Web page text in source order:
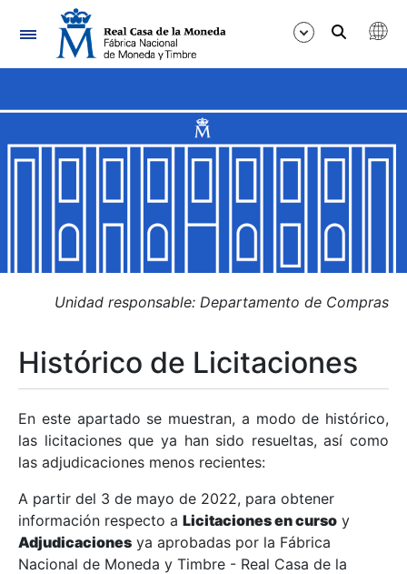
Navegación
Mostrar/Ocultar
Mostrar/Ocultar
Mostrar/Ocultar
Mostrar/Ocultar
Mostrar/Ocultar
Mostrar/Ocultar
Unidad responsable: Departamento de Compras
Histórico de Licitaciones
En este apartado se muestran, a modo de histórico,
las licitaciones que ya han sido resueltas, así como
las adjudicaciones menos recientes:
A partir del 3 de mayo de 2022, para obtener
información respecto a Licitaciones en curso y
Adjudicaciones ya aprobadas por la Fábrica
Nacional de Moneda y Timbre - Real Casa de la